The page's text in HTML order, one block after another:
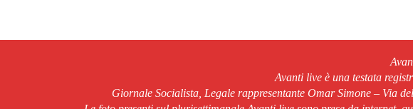
Avanti live è una testata
Giornale Socialista, Legale rappresentante Omar Simone – Via